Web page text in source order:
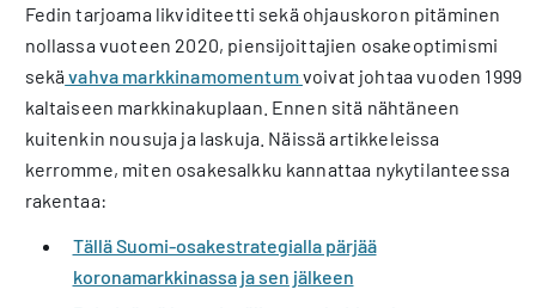
Fedin tarjoama likviditeetti sekä ohjauskoron pitäminen
nollassa vuoteen 2020, piensijoittajien osakeoptimismi
sekä vahva markkinamomentumvoivat johtaa vuoden 1999
kaltaiseen markkinakuplaan. Ennen sitä nähtäneen
kuitenkin nousuja ja laskuja. Näissä artikkeleissa
kerromme, miten osakesalkku kannattaa nykytilanteessa
rakentaa:
Tällä Suomi-osakestrategialla pärjää
koronamarkkinassa ja sen jälkeen